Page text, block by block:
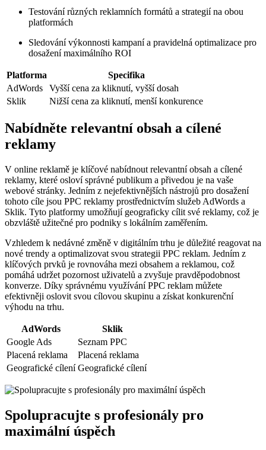
Testování různých reklamních formátů a strategií na obou
platformách
Sledování výkonnosti kampaní a pravidelná optimalizace pro
dosažení maximálního ROI
Platforma
Specifika
AdWords
Vyšší cena za kliknutí, vyšší dosah
Sklik
Nižší cena za kliknutí, menší konkurence
Nabídněte relevantní obsah a cílené
reklamy
V online reklamě je klíčové nabídnout relevantní obsah a cílené
reklamy, které osloví správné publikum a přivedou je na vaše
webové stránky. Jedním z nejefektivnějších nástrojů pro dosažení
tohoto cíle jsou PPC reklamy prostřednictvím služeb AdWords a
Sklik. Tyto platformy umožňují geograficky cílit své reklamy, což je
obzvláště užitečné pro podniky s lokálním zaměřením.
Vzhledem k nedávné změně v digitálním trhu je důležité reagovat na
nové trendy a optimalizovat svou strategii PPC reklam. Jedním z
klíčových prvků je rovnováha mezi obsahem a reklamou, což
pomáhá udržet pozornost uživatelů a zvyšuje pravděpodobnost
konverze. Díky správnému využívání PPC reklam můžete
efektivněji oslovit svou cílovou skupinu a získat konkurenční
výhodu na trhu.
AdWords
Sklik
Google Ads
Seznam PPC
Placená reklama
Placená reklama
Geografické cílení Geografické cílení
Spolupracujte s profesionály pro
maximální úspěch